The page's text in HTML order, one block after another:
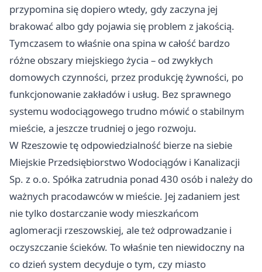
przypomina się dopiero wtedy, gdy zaczyna jej
brakować albo gdy pojawia się problem z jakością.
Tymczasem to właśnie ona spina w całość bardzo
różne obszary miejskiego życia – od zwykłych
domowych czynności, przez produkcję żywności, po
funkcjonowanie zakładów i usług. Bez sprawnego
systemu wodociągowego trudno mówić o stabilnym
mieście, a jeszcze trudniej o jego rozwoju.
W Rzeszowie tę odpowiedzialność bierze na siebie
Miejskie Przedsiębiorstwo Wodociągów i Kanalizacji
Sp. z o.o. Spółka zatrudnia ponad 430 osób i należy do
ważnych pracodawców w mieście. Jej zadaniem jest
nie tylko dostarczanie wody mieszkańcom
aglomeracji rzeszowskiej, ale też odprowadzanie i
oczyszczanie ścieków. To właśnie ten niewidoczny na
co dzień system decyduje o tym, czy miasto